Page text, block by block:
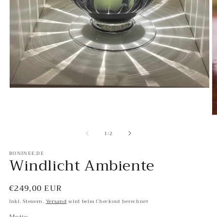
1/von
2
BONINEE.DE
Windlicht Ambiente
Normaler
Preis
€249,00 EUR
Inkl. Steuern. Versand wird beim Checkout berechnet